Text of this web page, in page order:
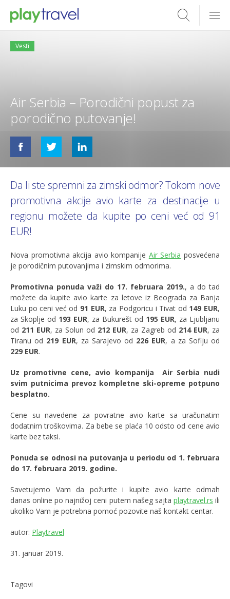
Vesti
Air Serbia – Porodični popust za
porodično putovanje!
Da li ste spremni za zimski odmor? Tokom nove
promotivna akcije avio karte za destinacije u
regionu možete da kupite po ceni već od 91
EUR!
Nova promotivna akcija avio kompanije Air Serbia posvećena
je porodičnim putovanjima i zimskim odmorima.
Promotivna ponuda važi do 17. februara 2019., a do tad
možete da kupite avio karte za letove iz Beograda za Banja
Luku po ceni već od 91 EUR, za Podgoricu i Tivat od 149 EUR,
za Skoplje od 193 EUR, za Bukurešt od 195 EUR, za Ljubljanu
od 211 EUR, za Solun od 212 EUR, za Zagreb od 214 EUR, za
Tiranu od 219 EUR, za Sarajevo od 226 EUR, a za Sofiju od
229 EUR.
Uz promotivne cene, avio kompanija Air Serbia nudi
svim putnicima prevoz kompletne ski-opreme potpuno
besplatno.
Cene su navedene za povratne avio karte sa uračunatim
dodatnim troškovima. Za bebe se plaća 10 odsto od cene avio
karte bez taksi.
Ponuda se odnosi na putovanja u periodu od 1. februara
do 17. februara 2019. godine.
Savetujemo Vam da požurite i kupite avio karte odmah
danasonline po najnižoj ceni putem našeg sajta playtravel.rs ili
ukoliko Vam je potrebna pomoć pozovite naš kontakt centar.
autor: Playtravel
31. januar 2019.
Tagovi